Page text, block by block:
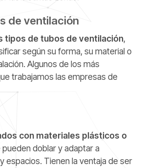
de ventilación
tipos de tubos de ventilación,
según su forma, su material o
Algunos de los más
trabajamos las empresas de
con materiales plásticos o
pueden doblar y adaptar a
espacios. Tienen la ventaja de ser